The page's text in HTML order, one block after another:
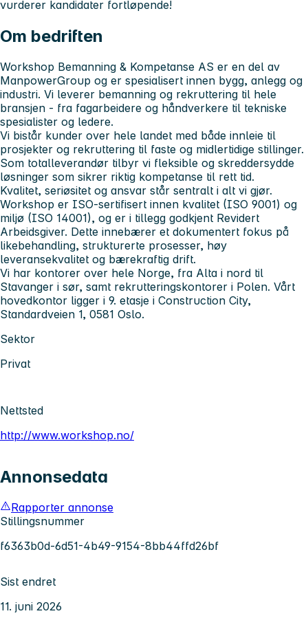
vurderer kandidater fortløpende!
Om bedriften
Workshop Bemanning & Kompetanse AS er en del av
ManpowerGroup og er spesialisert innen bygg, anlegg og
industri. Vi leverer bemanning og rekruttering til hele
bransjen - fra fagarbeidere og håndverkere til tekniske
spesialister og ledere.
Vi bistår kunder over hele landet med både innleie til
prosjekter og rekruttering til faste og midlertidige stillinger.
Som totalleverandør tilbyr vi fleksible og skreddersydde
løsninger som sikrer riktig kompetanse til rett tid.
Kvalitet, seriøsitet og ansvar står sentralt i alt vi gjør.
Workshop er ISO-sertifisert innen kvalitet (ISO 9001) og
miljø (ISO 14001), og er i tillegg godkjent Revidert
Arbeidsgiver. Dette innebærer et dokumentert fokus på
likebehandling, strukturerte prosesser, høy
leveransekvalitet og bærekraftig drift.
Vi har kontorer over hele Norge, fra Alta i nord til
Stavanger i sør, samt rekrutteringskontorer i Polen. Vårt
hovedkontor ligger i 9. etasje i Construction City,
Standardveien 1, 0581 Oslo.
Sektor
Privat
Nettsted
http://www.workshop.no/
Annonsedata
Rapporter annonse
Stillingsnummer
f6363b0d-6d51-4b49-9154-8bb44ffd26bf
Sist endret
11. juni 2026